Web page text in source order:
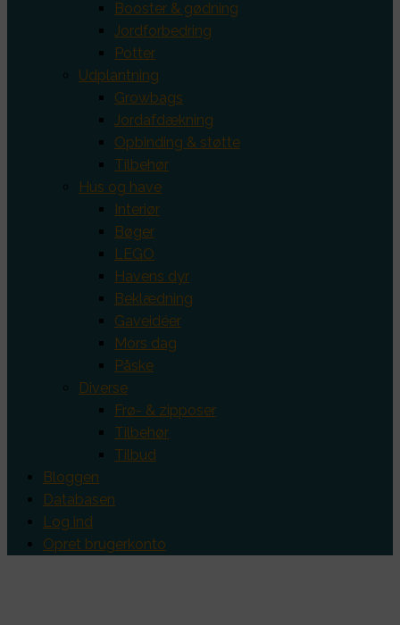
Booster & gødning
Jordforbedring
Potter
Udplantning
Growbags
Jordafdækning
Opbinding & støtte
Tilbehør
Hus og have
Interiør
Bøger
LEGO
Havens dyr
Beklædning
Gaveidéer
Mors dag
Påske
Diverse
Frø- & zipposer
Tilbehør
Tilbud
Bloggen
Databasen
Log ind
Opret brugerkonto